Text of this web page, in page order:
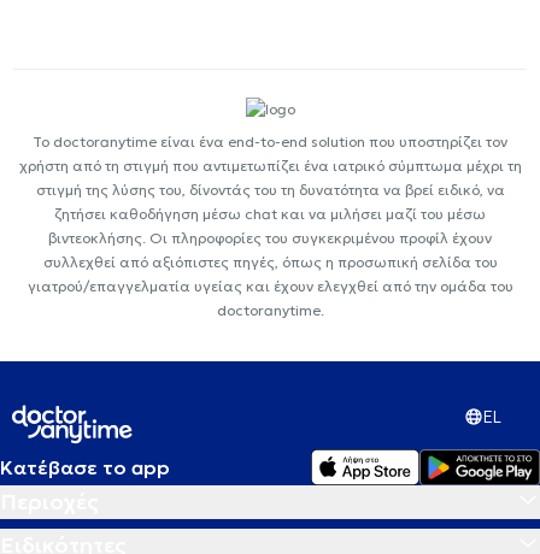
Το doctoranytime είναι ένα end-to-end solution που υποστηρίζει τον
χρήστη από τη στιγμή που αντιμετωπίζει ένα ιατρικό σύμπτωμα μέχρι τη
στιγμή της λύσης του, δίνοντάς του τη δυνατότητα να βρεί ειδικό, να
ζητήσει καθοδήγηση μέσω chat και να μιλήσει μαζί του μέσω
βιντεοκλήσης. Οι πληροφορίες του συγκεκριμένου προφίλ έχουν
συλλεχθεί από αξιόπιστες πηγές, όπως η προσωπική σελίδα του
γιατρού/επαγγελματία υγείας και έχουν ελεγχθεί από την ομάδα του
doctoranytime.
EL
Κατέβασε το app